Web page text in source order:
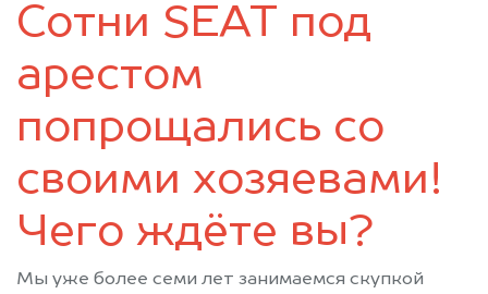
Сотни SEAT под
арестом
попрощались со
своими хозяевами!
Чего ждёте вы?
Мы уже более семи лет занимаемся скупкой